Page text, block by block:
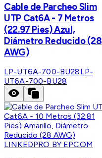
Cable de Parcheo Slim
UTP Cat6A - 7 Metros
(22.97 Pies) Azul,
Diámetro Reducido (28
AWG)
LP-UT6A-700-BU28LP-
UT6A-700-BU28
LINKEDPRO BY EPCOM